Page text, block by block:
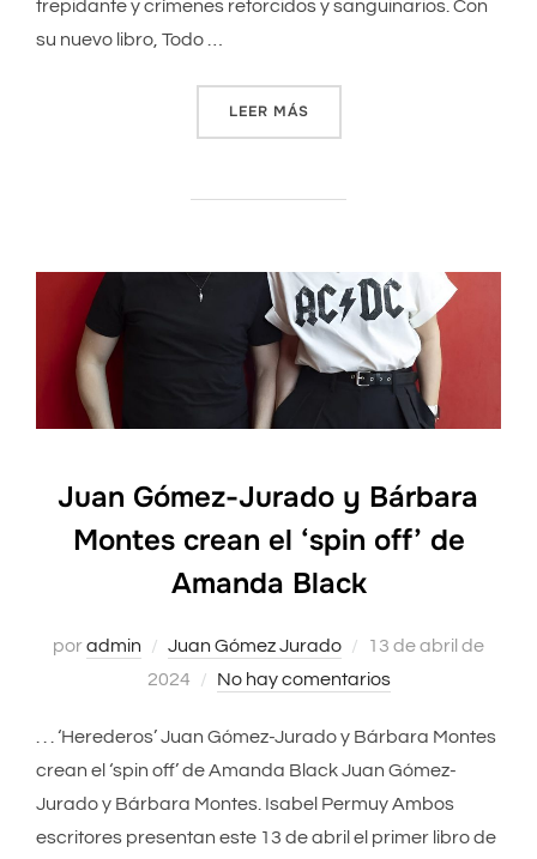
trepidante y crímenes retorcidos y sanguinarios. Con
su nuevo libro, Todo …
LEER MÁS
Juan Gómez-Jurado y Bárbara
Montes crean el ‘spin off’ de
Amanda Black
poradmin Juan Gómez Jurado
Publicado
el
13 de abril de
2024
No hay comentarios
. . . ‘Herederos’ Juan Gómez-Jurado y Bárbara Montes
crean el ‘spin off’ de Amanda Black Juan Gómez-
Jurado y Bárbara Montes. Isabel Permuy Ambos
escritores presentan este 13 de abril el primer libro de